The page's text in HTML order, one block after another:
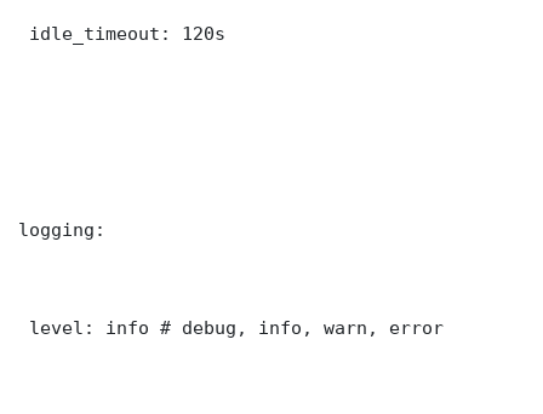
idle_timeout: 120s
logging:
level: info # debug, info, warn, error